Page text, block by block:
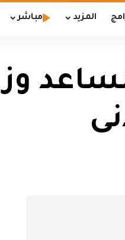
المزيد مباشر